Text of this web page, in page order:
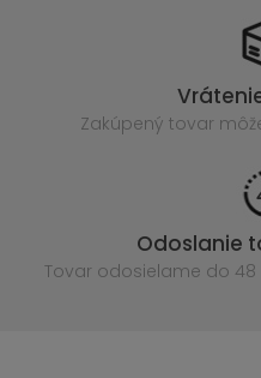
Zakúpený tovar
Odoslanie
Tovar odosielame do